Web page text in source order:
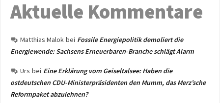
Aktuelle Kommentare
Matthias Malok bei Fossile Energiepolitik demoliert die
Energiewende: Sachsens Erneuerbaren-Branche schlägt Alarm
Urs bei Eine Erklärung vom Geiseltalsee: Haben die
ostdeutschen CDU-Ministerpräsidenten den Mumm, das Merz’sche
Reformpaket abzulehnen?